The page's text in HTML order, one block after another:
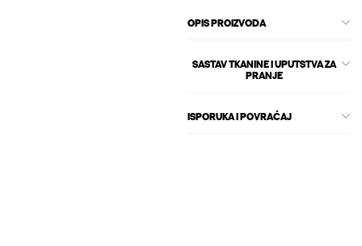
OPIS PROIZVODA
SASTAV TKANINE I UPUTSTVA ZA
PRANJE
ISPORUKA I POVRAĆAJ